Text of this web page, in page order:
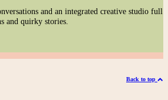
and an integrated creative studio full
and quirky stories.
Back to top